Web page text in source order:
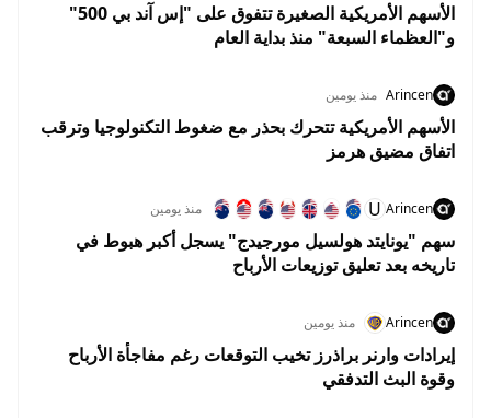
الأسهم الأمريكية الصغيرة تتفوق على "إس آند بي 500"
و"العظماء السبعة" منذ بداية العام
Arincen منذ يومين
الأسهم الأمريكية تتحرك بحذر مع ضغوط التكنولوجيا وترقب
اتفاق مضيق هرمز
Arincen
U منذ يومين
سهم "يونايتد هولسيل مورجيدج" يسجل أكبر هبوط في
تاريخه بعد تعليق توزيعات الأرباح
Arincen منذ يومين
إيرادات وارنر براذرز تخيب التوقعات رغم مفاجأة الأرباح
وقوة البث التدفقي